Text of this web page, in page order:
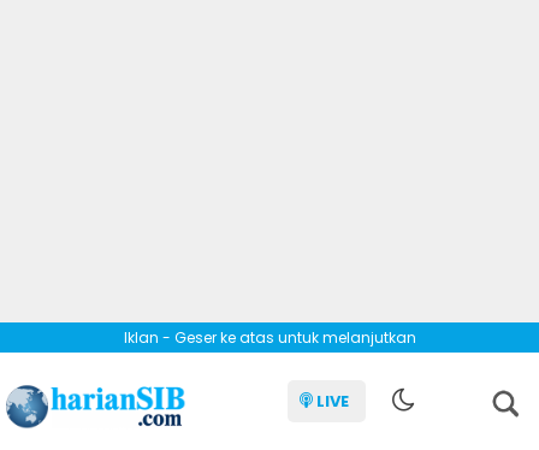
Iklan - Geser ke atas untuk melanjutkan
LIVE